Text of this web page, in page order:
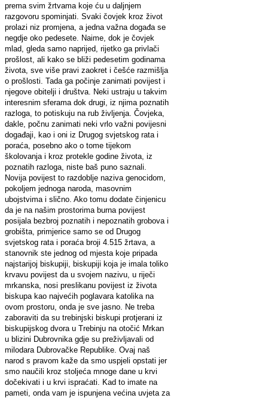
prema svim žrtvama koje ću u daljnjem
razgovoru spominjati. Svaki čovjek kroz život
prolazi niz promjena, a jedna važna događa se
negdje oko pedesete. Naime, dok je čovjek
mlad, gleda samo naprijed, rijetko ga privlači
prošlost, ali kako se bliži pedesetim godinama
života, sve više pravi zaokret i češće razmišlja
o prošlosti. Tada ga počinje zanimati povijest i
njegove obitelji i društva. Neki ustraju u takvim
interesnim sferama dok drugi, iz njima poznatih
razloga, to potiskuju na rub življenja. Čovjeka,
dakle, počnu zanimati neki vrlo važni povijesni
događaji, kao i oni iz Drugog svjetskog rata i
poraća, posebno ako o tome tijekom
školovanja i kroz protekle godine života, iz
poznatih razloga, niste baš puno saznali.
Novija povijest to razdoblje naziva genocidom,
pokoljem jednoga naroda, masovnim
ubojstvima i slično. Ako tomu dodate činjenicu
da je na našim prostorima burna povijest
posijala bezbroj poznatih i nepoznatih grobova i
grobišta, primjerice samo se od Drugog
svjetskog rata i poraća broji 4.515 žrtava, a
stanovnik ste jednog od mjesta koje pripada
najstarijoj biskupiji, biskupiji koja je imala toliko
krvavu povijest da u svojem nazivu, u riječi
mrkanska, nosi preslikanu povijest iz života
biskupa kao najvećih poglavara katolika na
ovom prostoru, onda je sve jasno. Ne treba
zaboraviti da su trebinjski biskupi protjerani iz
biskupijskog dvora u Trebinju na otočić Mrkan
u blizini Dubrovnika gdje su preživljavali od
milodara Dubrovačke Republike. Ovaj naš
narod s pravom kaže da smo uspjeli opstati jer
smo naučili kroz stoljeća mnoge dane u krvi
dočekivati i u krvi ispraćati. Kad to imate na
pameti, onda vam je ispunjena većina uvjeta za